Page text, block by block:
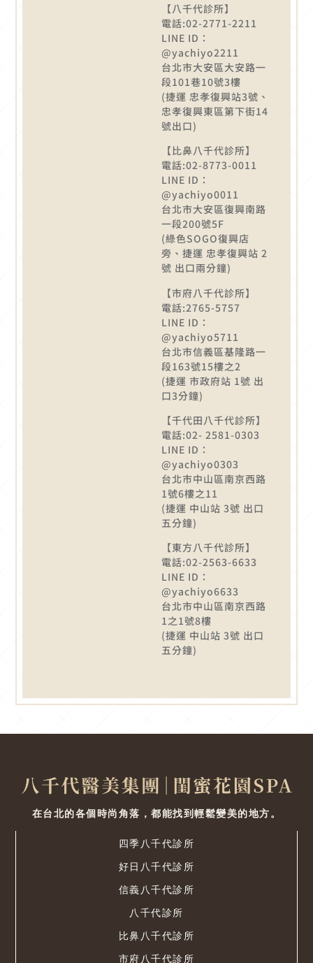
【八千代診所】
電話:02-2771-2211
LINE ID：
@yachiyo2211
台北市大安區大安路一
段101巷10號3樓
(捷運 忠孝復興站3號、
忠孝復興東區第下街14
號出口)
【比鼻八千代診所】
電話:02-8773-0011
LINE ID：
@yachiyo0011
台北市大安區復興南路
一段200號5F
(綠色SOGO復興店
旁、捷運 忠孝復興站 2
號 出口兩分鐘)
【市府八千代診所】
電話:2765-5757
LINE ID：
@yachiyo5711
台北市信義區基隆路一
段163號15樓之2
(捷運 市政府站 1號 出
口3分鐘)
【千代田八千代診所】
電話:02- 2581-0303
LINE ID：
@yachiyo0303
台北市中山區南京西路
1號6樓之11
(捷運 中山站 3號 出口
五分鐘)
【東方八千代診所】
電話:02-2563-6633
LINE ID：
@yachiyo6633
台北市中山區南京西路
1之1號8樓
(捷運 中山站 3號 出口
五分鐘)
在台北的各個時尚角落，都能找到輕鬆變美的地方。
四季八千代診所
好日八千代診所
信義八千代診所
八千代診所
比鼻八千代診所
市府八千代診所